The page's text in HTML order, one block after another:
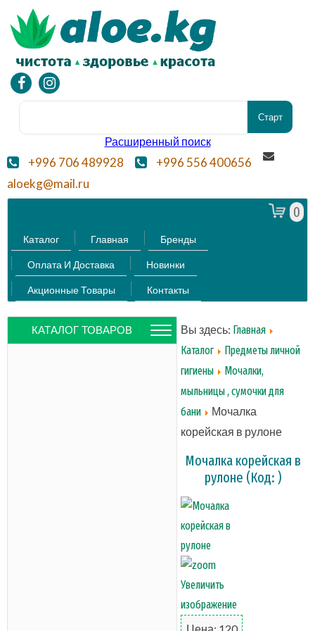
Расширенный поиск
+996 706 489928
+996 556 400656
aloekg@mail.ru
0
Каталог Главная Бренды
Оплата И Доставка Новинки
Акционные Товары Контакты
КАТАЛОГ ТОВАРОВ Вы здесь: Главная
Каталог
Предметы личной
гигиены
Мочалки,
мыльницы , сумочки для
бани
Мочалка
корейская в рулоне
Мочалка корейская в
рулоне (Код: )
Увеличить
изображение